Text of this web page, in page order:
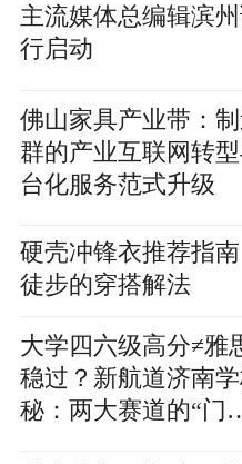
主流媒体总编辑滨
行启动
佛山家具产业带：
群的产业互联网转
台化服务范式升级
硬壳冲锋衣推荐指
徒步的穿搭解法
大学四六级高分≠雅
稳过？新航道济南
秘：两大赛道的“门